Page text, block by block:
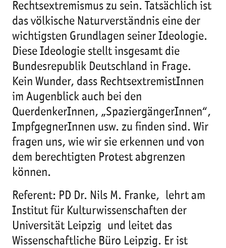
Rechtsextremismus zu sein. Tatsächlich ist
das völkische Naturverständnis eine der
wichtigsten Grundlagen seiner Ideologie.
Diese Ideologie stellt insgesamt die
Bundesrepublik Deutschland in Frage.
Kein Wunder, dass RechtsextremistInnen
im Augenblick auch bei den
QuerdenkerInnen, „SpaziergängerInnen“,
ImpfgegnerInnen usw. zu finden sind. Wir
fragen uns, wie wir sie erkennen und von
dem berechtigten Protest abgrenzen
können.
Referent: PD Dr. Nils M. Franke, lehrt am
Institut für Kulturwissenschaften der
Universität Leipzig und leitet das
Wissenschaftliche Büro Leipzig. Er ist